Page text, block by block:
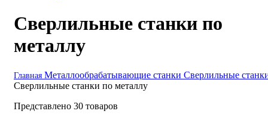
Сверлильные станки по
металлу
Главная Металлообрабатывающие станки Сверлильные
Сверлильные станки по металлу
Представлено 30 товаров